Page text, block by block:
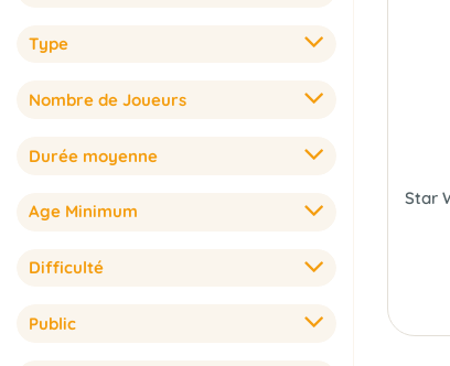
Type
Nombre de Joueurs
Durée moyenne
Age Minimum
Difficulté
Public